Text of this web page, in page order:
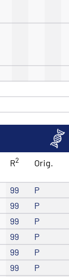
R2 Orig.
99
P
99
P
99
P
99
P
99
P
99
P